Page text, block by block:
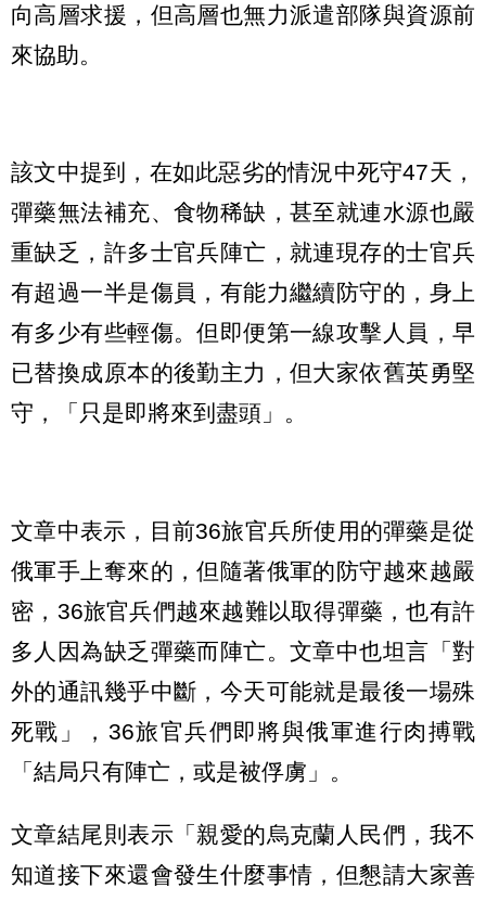
向高層求援，但高層也無力派遣部隊與資源前
來協助。
該文中提到，在如此惡劣的情況中死守47天，
彈藥無法補充、食物稀缺，甚至就連水源也嚴
重缺乏，許多士官兵陣亡，就連現存的士官兵
有超過一半是傷員，有能力繼續防守的，身上
有多少有些輕傷。但即便第一線攻擊人員，早
已替換成原本的後勤主力，但大家依舊英勇堅
守，「只是即將來到盡頭」。
文章中表示，目前36旅官兵所使用的彈藥是從
俄軍手上奪來的，但隨著俄軍的防守越來越嚴
密，36旅官兵們越來越難以取得彈藥，也有許
多人因為缺乏彈藥而陣亡。文章中也坦言「對
外的通訊幾乎中斷，今天可能就是最後一場殊
死戰」，36旅官兵們即將與俄軍進行肉搏戰
「結局只有陣亡，或是被俘虜」。
文章結尾則表示「親愛的烏克蘭人民們，我不
知道接下來還會發生什麼事情，但懇請大家善